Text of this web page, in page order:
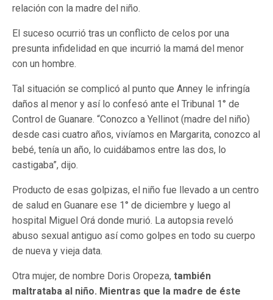
relación con la madre del niño.
El suceso ocurrió tras un conflicto de celos por una
presunta infidelidad en que incurrió la mamá del menor
con un hombre.
Tal situación se complicó al punto que Anney le infringía
daños al menor y así lo confesó ante el Tribunal 1° de
Control de Guanare. “Conozco a Yellinot (madre del niño)
desde casi cuatro años, vivíamos en Margarita, conozco al
bebé, tenía un año, lo cuidábamos entre las dos, lo
castigaba”, dijo.
Producto de esas golpizas, el niño fue llevado a un centro
de salud en Guanare ese 1° de diciembre y luego al
hospital Miguel Orá donde murió. La autopsia reveló
abuso sexual antiguo así como golpes en todo su cuerpo
de nueva y vieja data.
Otra mujer, de nombre Doris Oropeza, también
maltrataba al niño. Mientras que la madre de éste